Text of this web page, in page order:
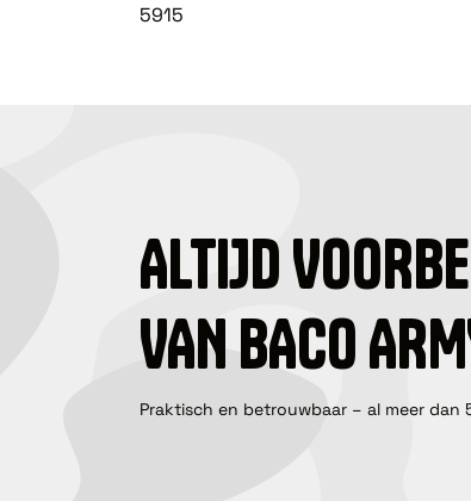
5915
ALTIJD
VAN BACO
Praktisch en betrouwbaar – al meer